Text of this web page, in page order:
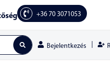
+36 70 3071053
Bejelentkezés